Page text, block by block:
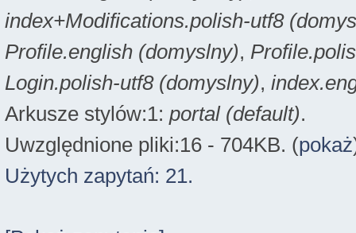
index+Modifications.polish-utf8
Profile.english (domyslny),
Login.polish-utf8 (domyslny),
Arkusze stylów:1: portal (default).
Uwzględnione pliki:16 - 704KB. (pokaż
Użytych zapytań: 21.